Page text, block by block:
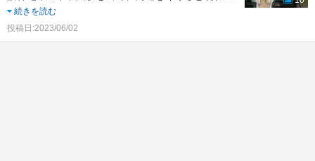
続きを読む
投稿日:2023/06/02